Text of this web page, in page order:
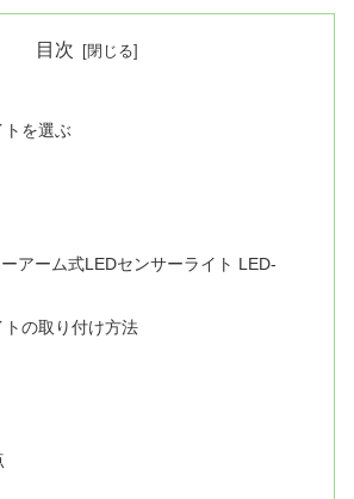
目次
トを選ぶ
アーム式LEDセンサーライト LED-
トの取り付け方法